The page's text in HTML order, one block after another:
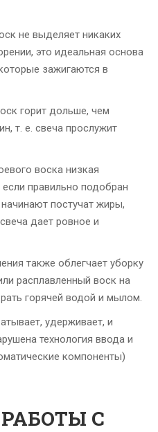
не выделяет никаких
это идеальная основа
зажигаются в
горит дольше, чем
т. е. свеча прослужит
воска низкая
если правильно подобран
постучат жиры,
дает ровное и
также облегчает уборку
расплавленный воск на
горячей водой и мылом.
удерживает, и
технология ввода и
компоненты)
С